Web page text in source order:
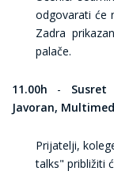
odgovarati će
Zadra
palače.
11.00h -
Javoran,
Prijatelji,
talks" približiti